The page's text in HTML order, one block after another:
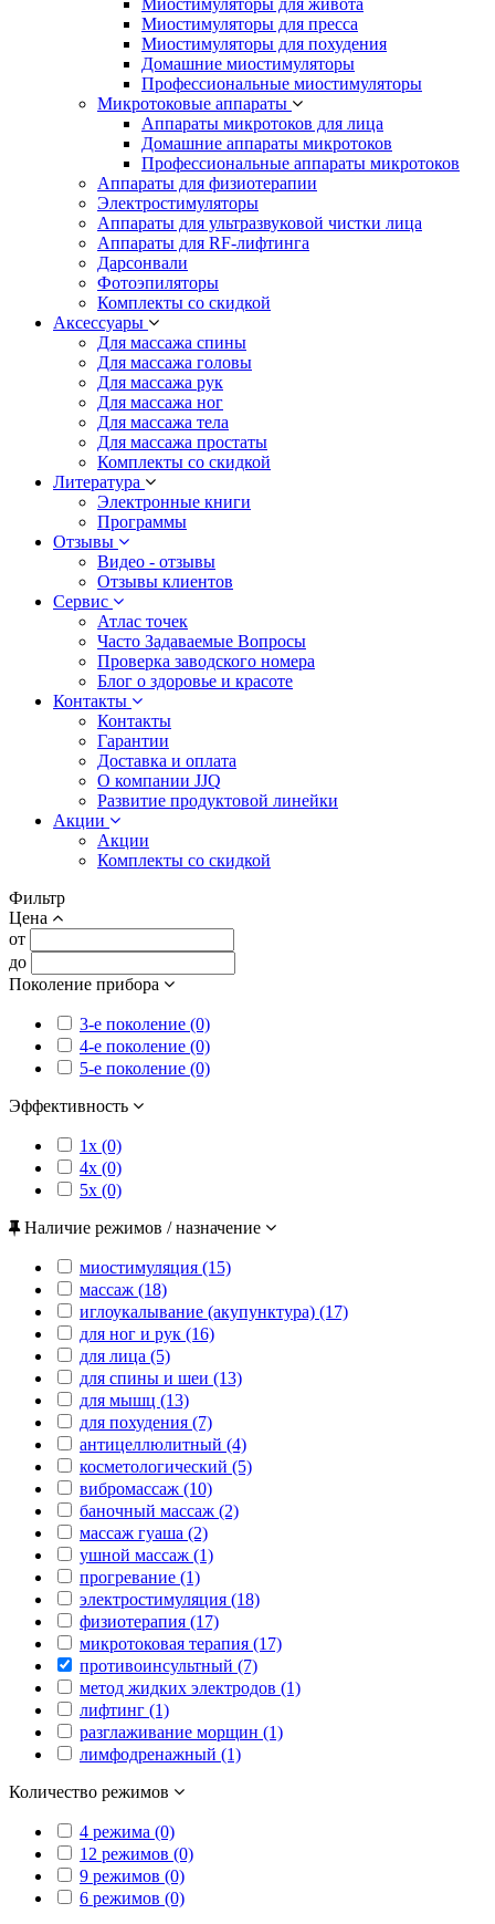
Миостимуляторы для пресса
Миостимуляторы для похудения
Домашние миостимуляторы
Профессиональные миостимуляторы
Микротоковые аппараты
Аппараты микротоков для лица
Домашние аппараты микротоков
Профессиональные аппараты микротоков
Аппараты для физиотерапии
Электростимуляторы
Аппараты для ультразвуковой чистки лица
Аппараты для RF-лифтинга
Дарсонвали
Фотоэпиляторы
Комплекты со скидкой
Аксессуары
Для массажа спины
Для массажа головы
Для массажа рук
Для массажа ног
Для массажа тела
Для массажа простаты
Комплекты со скидкой
Литература
Электронные книги
Программы
Отзывы
Видео - отзывы
Отзывы клиентов
Сервис
Атлас точек
Часто Задаваемые Вопросы
Проверка заводского номера
Блог о здоровье и красоте
Контакты
Контакты
Гарантии
Доставка и оплата
О компании JJQ
Развитие продуктовой линейки
Акции
Акции
Комплекты со скидкой
Фильтр
Цена
от
до
Поколение прибора
3-е поколение (0)
4-е поколение (0)
5-е поколение (0)
Эффективность
1x (0)
4x (0)
5x (0)
Наличие режимов / назначение
миостимуляция (15)
массаж (18)
иглоукалывание (акупунктура) (17)
для ног и рук (16)
для лица (5)
для спины и шеи (13)
для мышц (13)
для похудения (7)
антицеллюлитный (4)
косметологический (5)
вибромассаж (10)
баночный массаж (2)
массаж гуаша (2)
ушной массаж (1)
прогревание (1)
электростимуляция (18)
физиотерапия (17)
микротоковая терапия (17)
противоинсультный (7)
метод жидких электродов (1)
лифтинг (1)
разглаживание морщин (1)
лимфодренажный (1)
Количество режимов
4 режима (0)
12 режимов (0)
9 режимов (0)
6 режимов (0)